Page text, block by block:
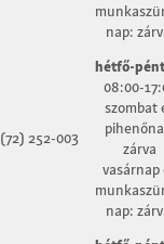
nap:
(72) 252-003
hétfő-
08:00-
szombat
zárva
vasárnap
nap: